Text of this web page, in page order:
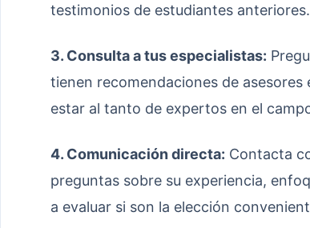
testimonios de estudiantes anteriores.
3. Consulta a tus especialistas:
tienen recomendaciones de
estar al tanto de expertos en el
4. Comunicación directa: Contacta
preguntas sobre su experiencia,
a evaluar si son la elección